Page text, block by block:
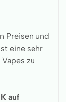
Preisen und
eine sehr
zu
auf